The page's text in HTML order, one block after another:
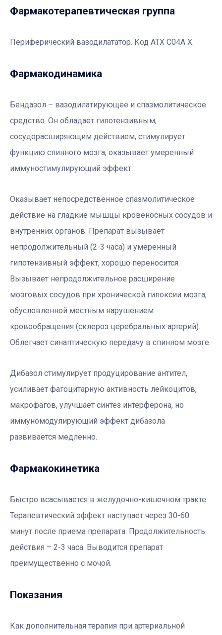
Фармакотерапевтичеcкая группа
Периферический вазодилататор. Код АТХ С04А Х.
Фармакодинамика
Бендазол – вазодилатирующее и спазмолитическое
средство. Он обладает гипотензивным,
сосудорасширяющим действием, стимулирует
функцию спинного мозга, оказывает умеренный
иммуностимулирующий эффект.
Оказывает непосредственное спазмолитическое
действие на гладкие мышцы кровеносных сосудов и
внутренних органов. Препарат вызывает
непродолжительный (2-3 часа) и умеренный
гипотензивный эффект, хорошо переносится.
Вызывает непродолжительное расширение
мозговых сосудов при хронической гипоксии мозга,
обусловленной местным нарушением
кровообращения (склероз церебральных артерий).
Облегчает синаптическую передачу в спинном мозге.
Дибазол стимулирует продуцирование антител,
усиливает фагоцитарную активность лейкоцитов,
макрофагов, улучшает синтез интерферона, но
иммуномодулирующий эффект дибазола
развивается медленно.
Фармакокинетика
Быстро всасывается в желудочно-кишечном тракте.
Терапевтический эффект наступает через 30-60
минут после приема препарата. Продолжительность
действия – 2-3 часа. Выводится препарат
преимущественно с мочой.
Показания
Как дополнительная терапия при артериальной